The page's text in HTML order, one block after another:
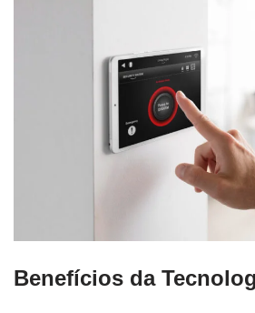
Benefícios da